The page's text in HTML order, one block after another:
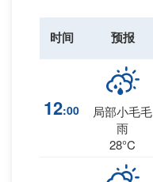
时间 预报
12:00
局部小毛毛
雨
28°C